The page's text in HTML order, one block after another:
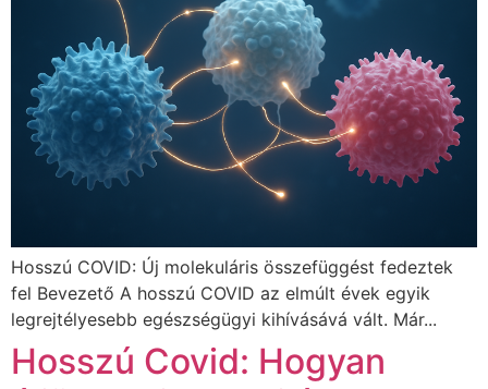
Hosszú COVID: Új molekuláris összefüggést fedeztek
fel Bevezető A hosszú COVID az elmúlt évek egyik
legrejtélyesebb egészségügyi kihívásává vált. Már...
Hosszú Covid: Hogyan